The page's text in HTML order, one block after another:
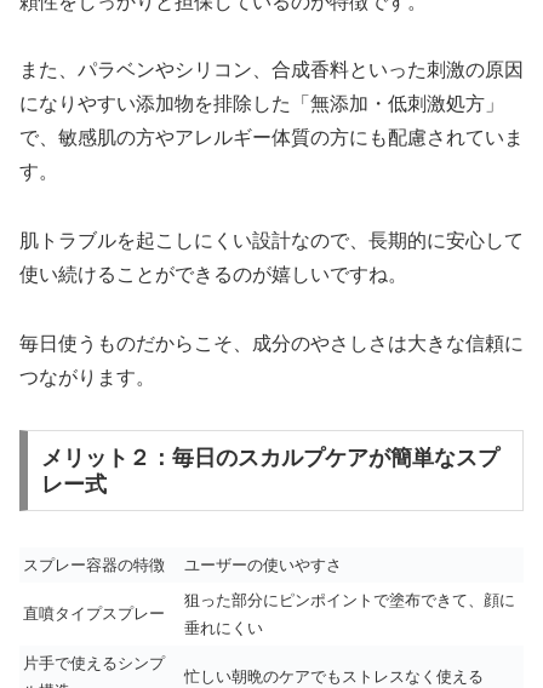
また、パラベンやシリコン、合成香料といった刺激の原因
になりやすい添加物を排除した「無添加・低刺激処方」
で、敏感肌の方やアレルギー体質の方にも配慮されていま
す。
肌トラブルを起こしにくい設計なので、長期的に安心して
使い続けることができるのが嬉しいですね。
毎日使うものだからこそ、成分のやさしさは大きな信頼に
つながります。
メリット２：毎日のスカルプケアが簡単なスプ
レー式
スプレー容器の特徴 ユーザーの使いやすさ
直噴タイプスプレー
狙った部分にピンポイントで塗布できて、顔に
垂れにくい
片手で使えるシンプ
忙しい朝晩のケアでもストレスなく使える